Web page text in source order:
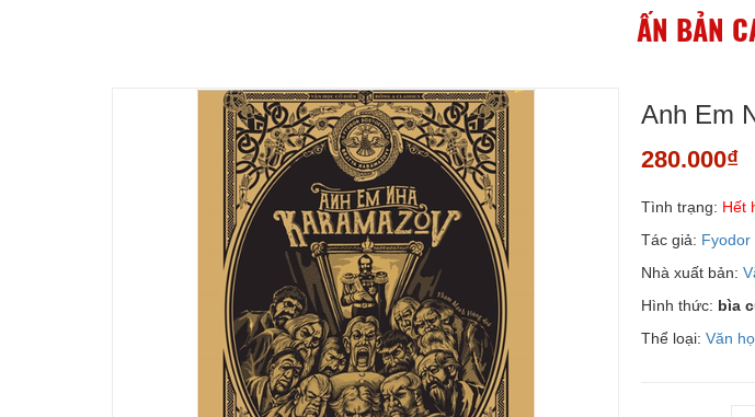
ẤN BẢN
Anh Em
280.000₫
Tình trạng: Hết
Tác giả: Fyodor
Nhà xuất bản:
Hình thức: bìa
Thể loại:Văn